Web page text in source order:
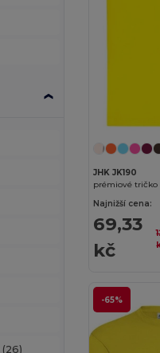
(26)
JHK JK190
prémiové tričko
Najnižší cena:
69,33
kč
-65%